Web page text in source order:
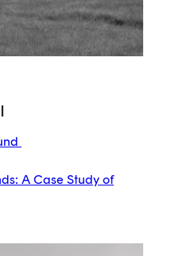
A Case Study of